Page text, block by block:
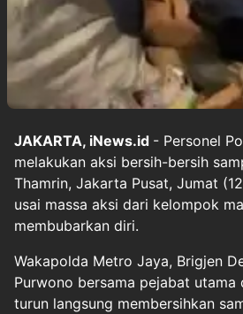
JAKARTA, iNews.id - Personel
melakukan aksi bersih-bersih
Thamrin, Jakarta Pusat, Jumat
usai massa aksi dari kelompok
membubarkan diri.
Wakapolda Metro Jaya, Brigjen
Purwono bersama pejabat utama
turun langsung membersihkan